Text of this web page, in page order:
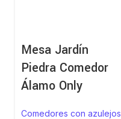
Mesa Jardín
Piedra Comedor
Álamo Only
Comedores con azulejos